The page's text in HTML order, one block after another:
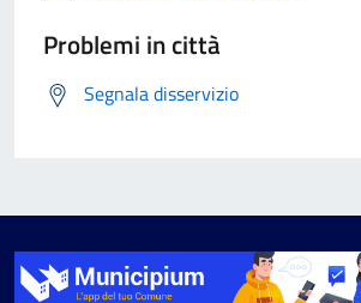
Problemi in città
Segnala disservizio